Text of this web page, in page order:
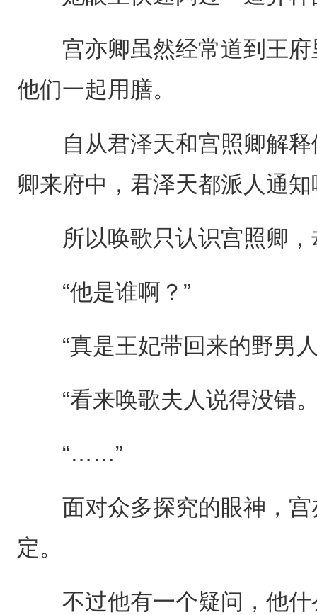
宫亦卿虽然经常道到王府
他们一起用膳。
自从君泽天和宫照卿解释
卿来府中，君泽天都派人通
所以唤歌只认识宫照卿，
“他是谁啊？”
“真是王妃带回来的野男人
“看来唤歌夫人说得没错
“……”
面对众多探究的眼神，宫
定。
不过他有一个疑问，他什